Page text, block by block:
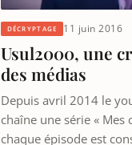
DÉCRYPTAGE 11 juin 2016
Usul2000, une
des médias
Depuis avril 2014 le
chaîne une série «
chaque épisode est